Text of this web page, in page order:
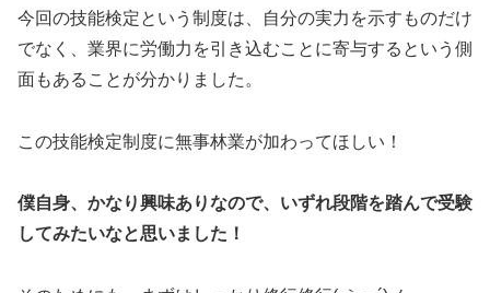
今回の技能検定という制度は、自分の実力を示すものだけ
でなく、業界に労働力を引き込むことに寄与するという側
面もあることが分かりました。
この技能検定制度に無事林業が加わってほしい！
僕自身、かなり興味ありなので、いずれ段階を踏んで受験
してみたいなと思いました！